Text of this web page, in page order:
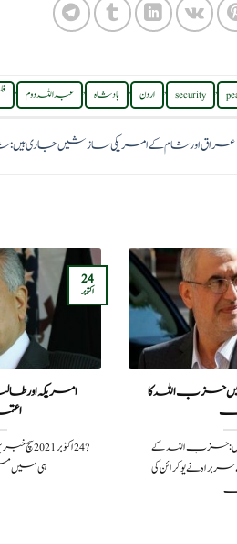
,
security
, اردن , بادشاہ , عبداللہ دوم ,
عراق اور شام کے امریکی سازشیں جاری ہیں:
حزب اللہ کا
خبریں:حزب اللہ کے
نے یوکرائن کی
امریکہ اور
?️ 24
ہی میں
24
اکتوبر